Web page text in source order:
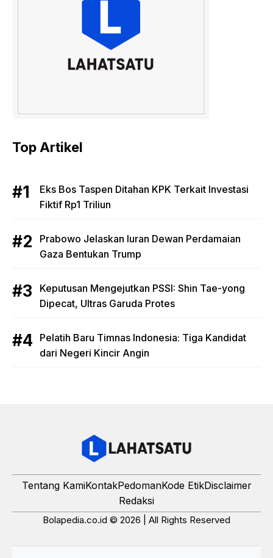
Top Artikel
Eks Bos Taspen Ditahan KPK Terkait Investasi
Fiktif Rp1 Triliun
Prabowo Jelaskan Iuran Dewan Perdamaian
Gaza Bentukan Trump
Keputusan Mengejutkan PSSI: Shin Tae-yong
Dipecat, Ultras Garuda Protes
Pelatih Baru Timnas Indonesia: Tiga Kandidat
dari Negeri Kincir Angin
Tentang KamiKontakPedomanKode EtikDisclaimer
Redaksi
Bolapedia.co.id © 2026 | All Rights Reserved